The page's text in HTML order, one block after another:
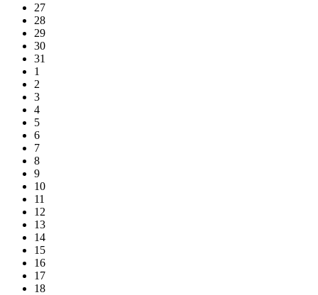
27
28
29
30
31
1
2
3
4
5
6
7
8
9
10
11
12
13
14
15
16
17
18